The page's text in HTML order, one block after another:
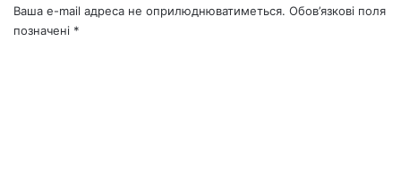
Ваша e-mail адреса не оприлюднюватиметься. Обов’язкові поля
позначені *